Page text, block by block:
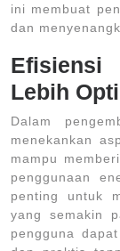
ini membuat
dan
Lebih
Dalam
menekankan
mampu
penggunaan
penting untuk
yang semakin
pengguna